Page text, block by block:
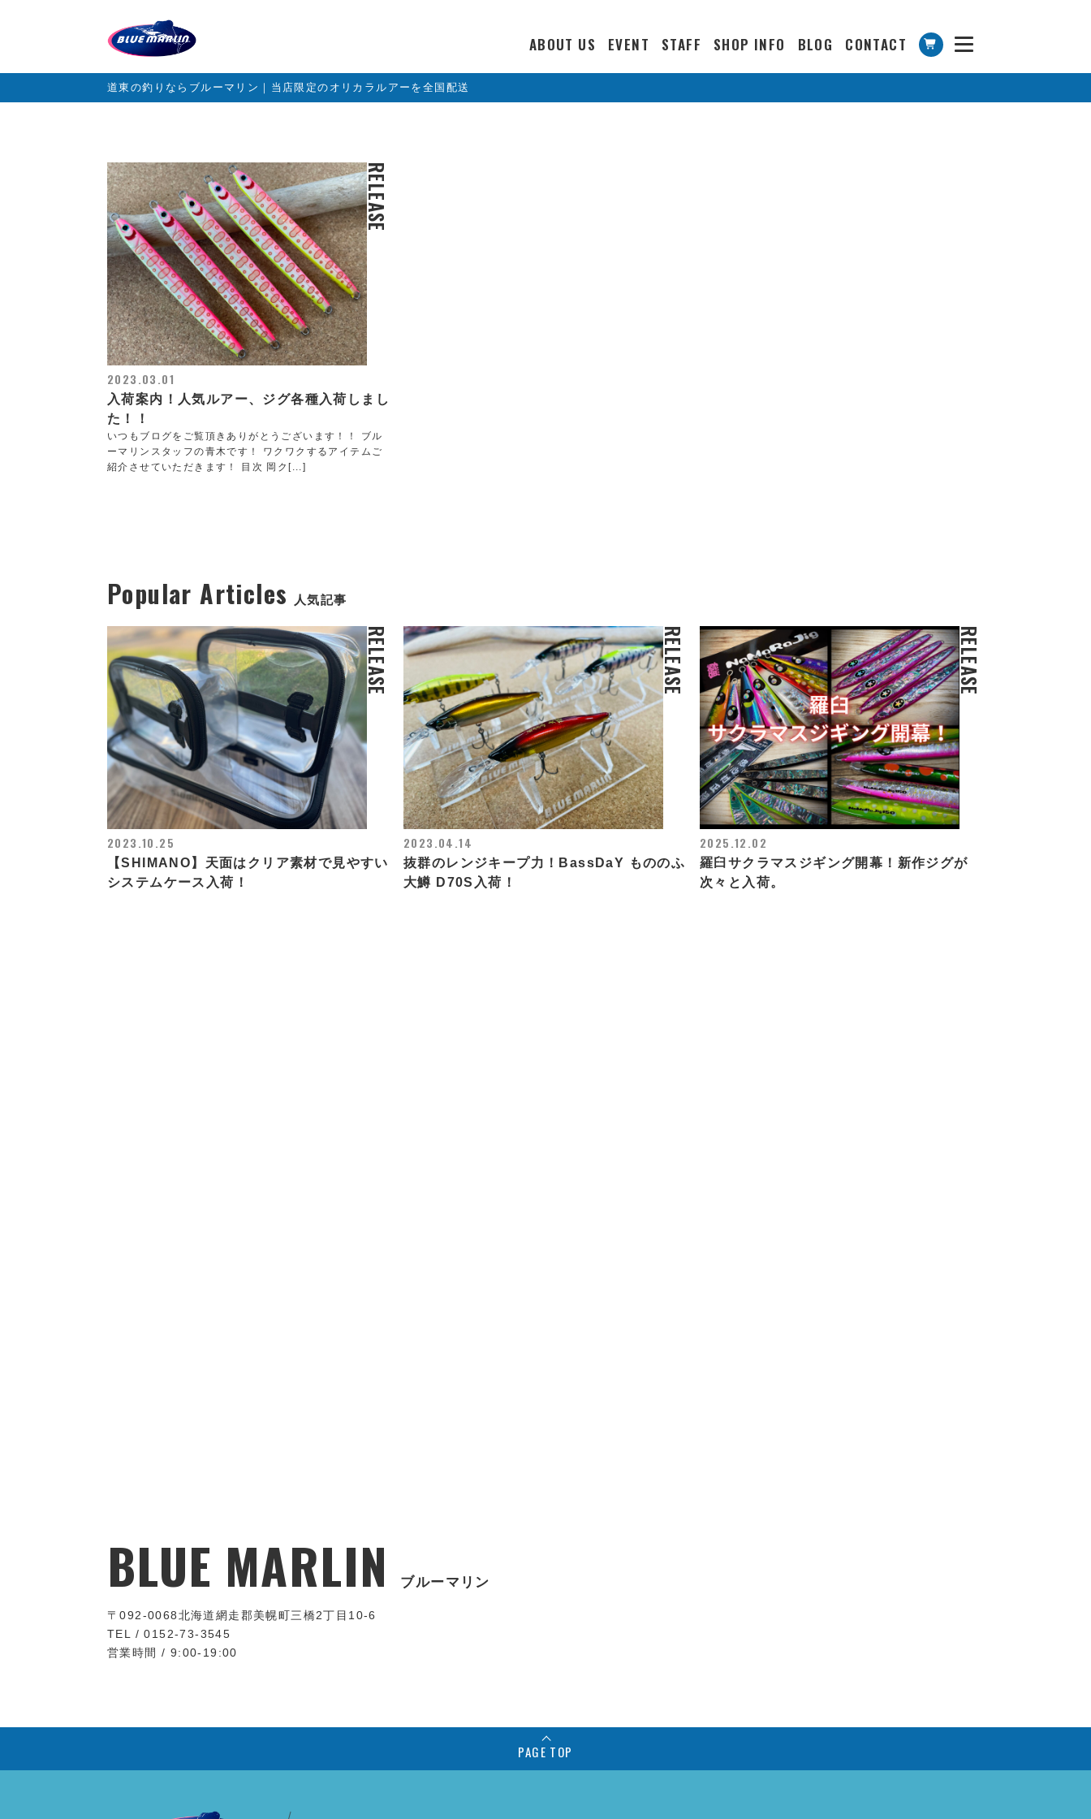
ABOUT US EVENT STAFF SHOP INFO BLOG CONTACT
道東の釣りならブルーマリン｜当店限定のオリカラルアーを全国配送
RELEASE
2023.03.01
入荷案内！人気ルアー、ジグ各種入荷しまし
た！！
いつもブログをご覧頂きありがとうございます！！ ブル
ーマリンスタッフの青木です！ ワクワクするアイテムご
紹介させていただきます！ 目次 岡ク[...]
Popular Articles 人気記事
RELEASE
2023.10.25
【SHIMANO】天面はクリア素材で見やすい
システムケース入荷！
RELEASE
2023.04.14
抜群のレンジキープ力！BassDaY もののふ
大鱒 D70S入荷！
RELEASE
2025.12.02
羅臼サクラマスジギング開幕！新作ジグが
次々と入荷。
BLUE MARLIN ブルーマリン
〒092-0068北海道網走郡美幌町三橋2丁目10-6
TEL / 0152-73-3545
営業時間 / 9:00-19:00
PAGE TOP